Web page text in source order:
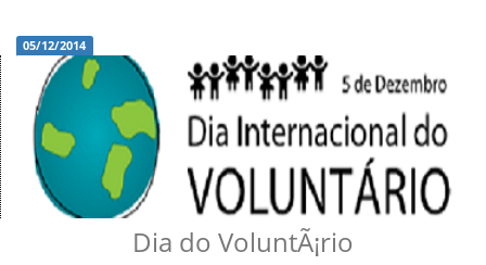
05/12/2014
Dia do VoluntÃ¡rio